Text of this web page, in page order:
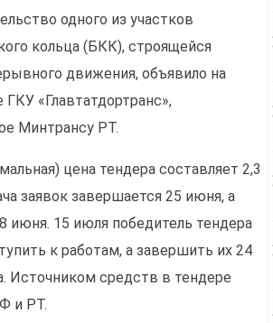
одного из участков
кольца (БКК), строящейся
движения, объявило на
«Главтатдортранс»,
Минтрансу РТ.
цена тендера составляет 2,3
заявок завершается 25 июня, а
июня. 15 июля победитель тендера
к работам, а завершить их 24
Источником средств в тендере
и РТ.